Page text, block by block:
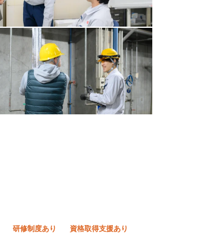
研修制度あり 資格取得支援あり